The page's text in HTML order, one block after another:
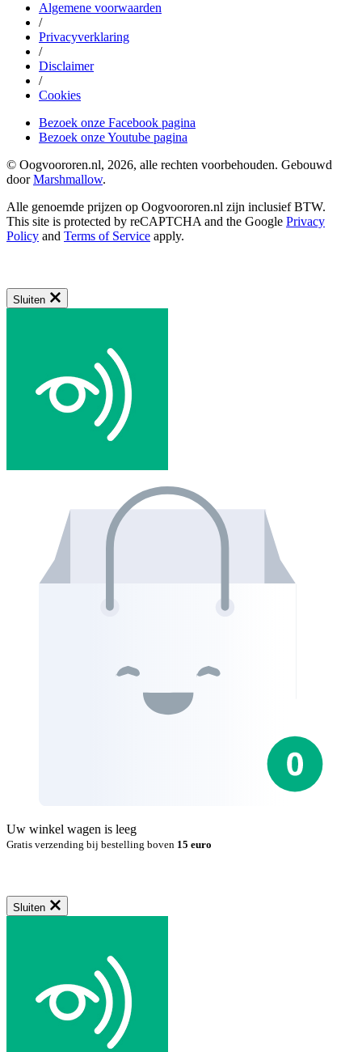
Algemene voorwaarden
/
Privacyverklaring
/
Disclaimer
/
Cookies
Bezoek onze Facebook pagina
Bezoek onze Youtube pagina
© Oogvoororen.nl, 2026, alle rechten voorbehouden. Gebouwd
doorMarshmallow.
Alle genoemde prijzen op Oogvoororen.nl zijn inclusief BTW.
This site is protected by reCAPTCHA and the Google Privacy
Policy and Terms of Service apply.
Sluiten
Uw winkel wagen is leeg
Gratis verzending bij bestelling boven 15 euro
Sluiten